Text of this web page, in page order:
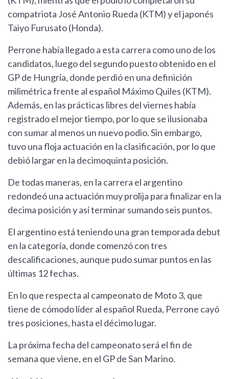
compatriota José Antonio Rueda (KTM) y el japonés
Taiyo Furusato (Honda).
Perrone había llegado a esta carrera como uno de los
candidatos, luego del segundo puesto obtenido en el
GP de Hungría, donde perdió en una definición
milimétrica frente al español Máximo Quiles (KTM).
Además, en las prácticas libres del viernes había
registrado el mejor tiempo, por lo que se ilusionaba
con sumar al menos un nuevo podio. Sin embargo,
tuvo una floja actuación en la clasificación, por lo que
debió largar en la decimoquinta posición.
De todas maneras, en la carrera el argentino
redondeó una actuación muy prolija para finalizar en la
decima posición y así terminar sumando seis puntos.
El argentino está teniendo una gran temporada debut
en la categoría, donde comenzó con tres
descalificaciones, aunque pudo sumar puntos en las
últimas 12 fechas.
En lo que respecta al campeonato de Moto 3, que
tiene de cómodo líder al español Rueda, Perrone cayó
tres posiciones, hasta el décimo lugar.
La próxima fecha del campeonato será el fin de
semana que viene, en el GP de San Marino.